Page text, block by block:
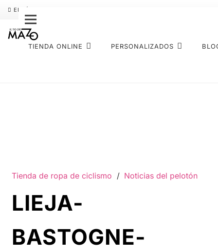
ENVÍO GRATIS
TIENDA ONLINE PERSONALIZADOS
Tienda de ropa de ciclismo / Noticias del pelotón
LIEJA-
BASTOGNE-